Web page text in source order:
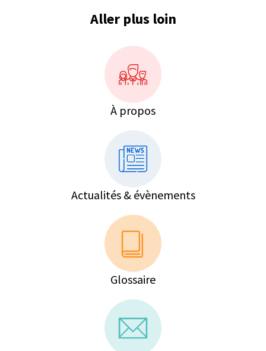
Aller plus loin
À propos
Actualités & évènements
Glossaire